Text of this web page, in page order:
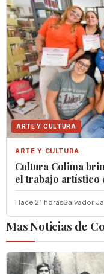
ARTE Y CULTURA
ARTE Y CULTURA
Cultura Colima
el trabajo artístico
Hace 21 horasSalvador
Mas Noticias de